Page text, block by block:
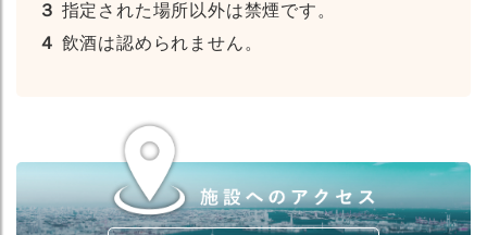
３ 指定された場所以外は禁煙です。
４ 飲酒は認められません。